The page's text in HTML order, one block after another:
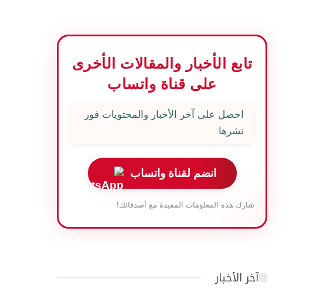
تابع الأخبار والمقالات الأخرى
على قناة واتساب
احصل على آخر الأخبار والمحتويات فور
نشرها
انضم لقناة واتساب
شارك هذه المعلومات المفيدة مع أصدقائك!
آخر الأخبار